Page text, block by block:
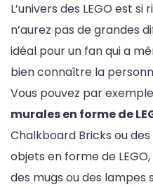
L’univers des LEGO est
n’aurez pas de grandes
idéal pour un fan qui a
bien connaître la
Vous pouvez par
murales en forme de
Chalkboard Bricks ou des
objets en forme de
des mugs ou des lampes